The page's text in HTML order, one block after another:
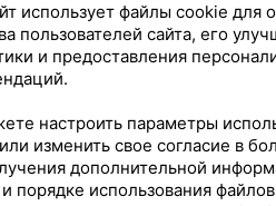
УЗ БГСП №1)
не боится ездить к стоматологу. Еще
использует файлы cookie для
пользователей сайта, его
и предоставления
настроить параметры
изменить свое согласие в
дополнительной
и порядке использования